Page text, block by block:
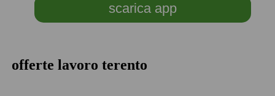
scarica app
offerte lavoro terento